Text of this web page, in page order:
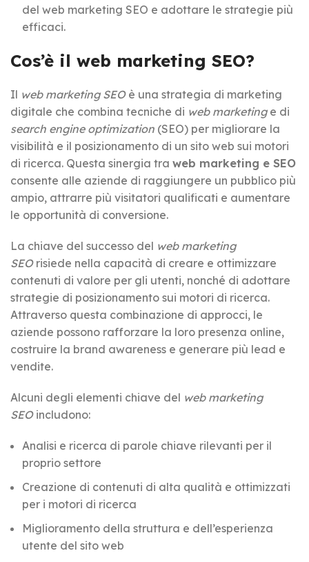
del web marketing SEO e adottare le strategie più
efficaci.
Cos’è il web marketing SEO?
Il web marketing SEOè una strategia di marketing
digitale che combina tecniche di web marketinge di
search engine optimization (SEO) per migliorare la
visibilità e il posizionamento di un sito web sui motori
di ricerca. Questa sinergia tra web marketing e SEO
consente alle aziende di raggiungere un pubblico più
ampio, attrarre più visitatori qualificati e aumentare
le opportunità di conversione.
La chiave del successo del web marketing
SEOrisiede nella capacità di creare e ottimizzare
contenuti di valore per gli utenti, nonché di adottare
strategie di posizionamento sui motori di ricerca.
Attraverso questa combinazione di approcci, le
aziende possono rafforzare la loro presenza online,
costruire la brand awareness e generare più lead e
vendite.
Alcuni degli elementi chiave del web marketing
SEOincludono:
Analisi e ricerca di parole chiave rilevanti per il
proprio settore
Creazione di contenuti di alta qualità e ottimizzati
per i motori di ricerca
Miglioramento della struttura e dell’esperienza
utente del sito web